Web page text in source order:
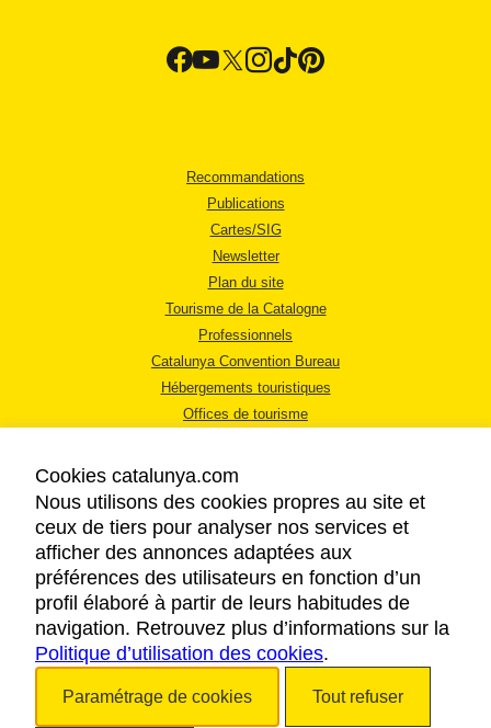
Recommandations
Publications
Cartes/SIG
Newsletter
Plan du site
Tourisme de la Catalogne
Professionnels
Catalunya Convention Bureau
Hébergements touristiques
Offices de tourisme
MENTIONS LÉGALES
RÈGLES DE CONFIDENTIALITÉ
COOKIES
ACCESSIBILITÉ
Cookies catalunya.com
Nous utilisons des cookies propres au site et
ceux de tiers pour analyser nos services et
afficher des annonces adaptées aux
préférences des utilisateurs en fonction d’un
profil élaboré à partir de leurs habitudes de
navigation. Retrouvez plus d’informations sur la
Politique d’utilisation des cookies.
Paramétrage de cookies Tout refuser